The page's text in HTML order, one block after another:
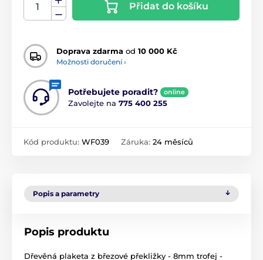
Přidat do košíku
Doprava zdarma od 10 000 Kč
Možnosti doručení ›
Potřebujete poradit? online
Zavolejte na 775 400 255
Kód produktu: WF039 Záruka: 24 měsíců
Popis a parametry
Popis produktu
Dřevěná plaketa z březové překližky - 8mm trofej -